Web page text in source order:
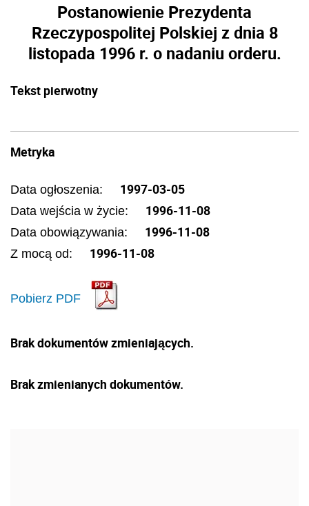
Postanowienie Prezydenta
Rzeczypospolitej Polskiej z dnia 8
listopada 1996 r. o nadaniu orderu.
Tekst pierwotny
Metryka
Data ogłoszenia: 1997-03-05
Data wejścia w życie: 1996-11-08
Data obowiązywania: 1996-11-08
Z mocą od: 1996-11-08
Pobierz PDF
Brak dokumentów zmieniających.
Brak zmienianych dokumentów.